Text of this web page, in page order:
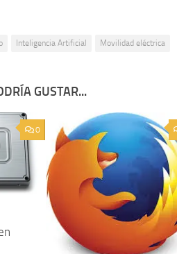
Inteligencia Artificial Movilidad eléctrica
GUSTAR...
0